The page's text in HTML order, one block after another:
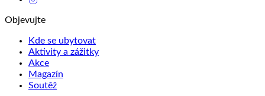
Objevujte
Kde se ubytovat
Aktivity a zážitky
Akce
Magazín
Soutěž